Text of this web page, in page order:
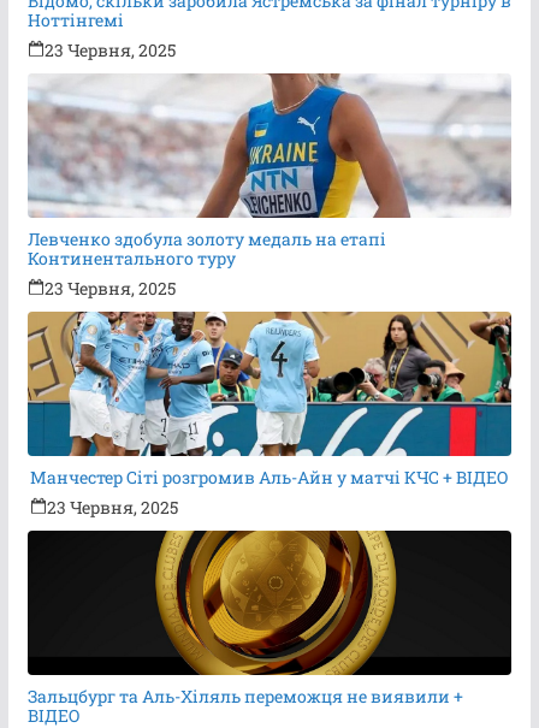
Ноттінгемі
23 Червня, 2025
Левченко здобула золоту медаль на етапі
Континентального туру
23 Червня, 2025
Манчестер Сіті розгромив Аль-Айн у матчі КЧС + ВІДЕО
23 Червня, 2025
Зальцбург та Аль-Хіляль переможця не виявили +
ВІДЕО